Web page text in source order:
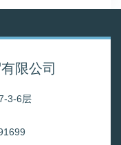
限公司
3-6层